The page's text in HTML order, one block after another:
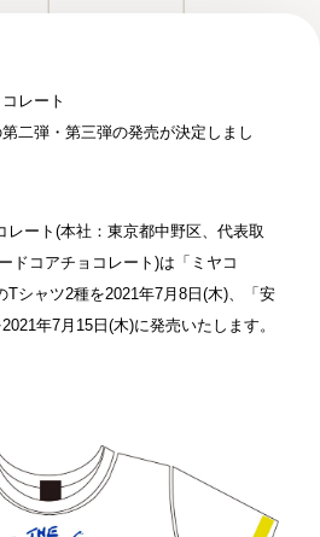
レート
二弾・第三弾の発売が決定しまし
レート(本社：東京都中野区、代表取
ドコアチョコレート)は「ミヤコ
Tシャツ2種を2021年7月8日(木)、「安
年7月15日(木)に発売いたします。